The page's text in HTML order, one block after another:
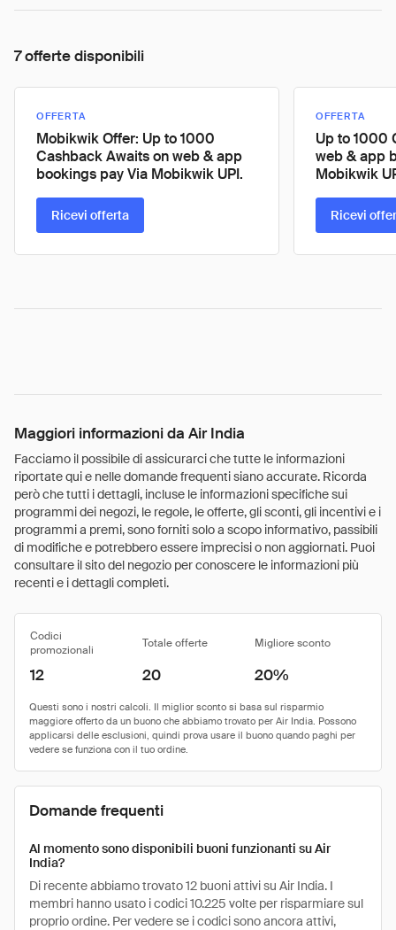
7 offerte disponibili
OFFERTA
Mobikwik Offer: Up to 1000
Cashback Awaits on web & app
bookings pay Via Mobikwik UPI.
Ricevi offerta
OFFERTA
Up to 1000
web & app
Mobikwik
Ricevi
Maggiori informazioni da Air India
Facciamo il possibile di assicurarci che tutte le informazioni
riportate qui e nelle domande frequenti siano accurate. Ricorda
però che tutti i dettagli, incluse le informazioni specifiche sui
programmi dei negozi, le regole, le offerte, gli sconti, gli incentivi e i
programmi a premi, sono forniti solo a scopo informativo, passibili
di modifiche e potrebbero essere imprecisi o non aggiornati. Puoi
consultare il sito del negozio per conoscere le informazioni più
recenti e i dettagli completi.
Codici
promozionali
Totale offerte Migliore sconto
12 20 20%
Domande frequenti
Al momento sono disponibili buoni funzionanti su Air
India?
Di recente abbiamo trovato 12 buoni attivi su Air India. I
membri hanno usato i codici 10.225 volte per risparmiare sul
proprio ordine. Per vedere se i codici sono ancora attivi,